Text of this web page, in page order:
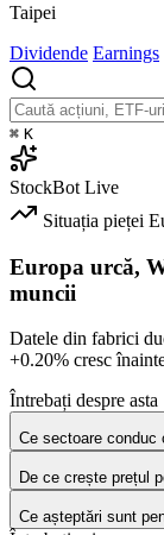
Taipei
Dividende Earnings
⌘ K
StockBot Live
Situația pieței
Europa urcă,
muncii
Datele din fabrici
+0.20% cresc
Întrebați despre asta
Ce sectoare conduc
De ce crește prețul
Ce așteptări sunt